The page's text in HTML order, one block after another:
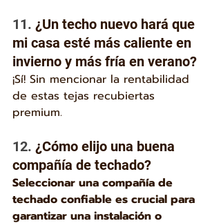
11. ¿Un techo nuevo hará que
mi casa esté más caliente en
invierno y más fría en verano?
¡Sí! Sin mencionar la rentabilidad
de estas tejas recubiertas
premium.
12. ¿Cómo elijo una buena
compañía de techado?
Seleccionar una compañía de
techado confiable es crucial para
garantizar una instalación o